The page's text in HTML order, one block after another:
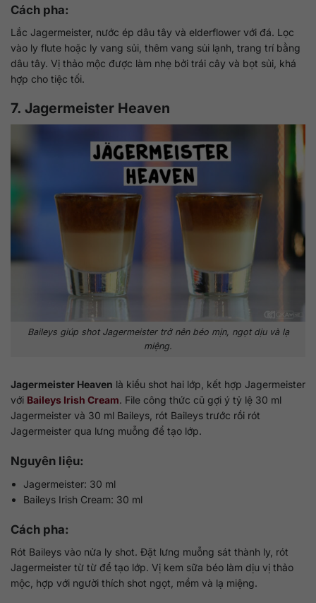
Cách pha:
Lắc Jagermeister, nước ép dâu tây và elderflower với đá. Lọc
vào ly flute hoặc ly vang sủi, thêm vang sủi lạnh, trang trí bằng
dâu tây. Vị thảo mộc được làm nhẹ bởi trái cây và bọt sủi, khá
hợp cho tiệc tối.
7. Jagermeister Heaven
Baileys giúp shot Jagermeister trở nên béo mịn, ngọt dịu và lạ
miệng.
Jagermeister Heaven là kiểu shot hai lớp, kết hợp Jagermeister
với Baileys Irish Cream. File công thức cũ gợi ý tỷ lệ 30 ml
Jagermeister và 30 ml Baileys, rót Baileys trước rồi rót
Jagermeister qua lưng muỗng để tạo lớp.
Nguyên liệu:
Jagermeister: 30 ml
Baileys Irish Cream: 30 ml
Cách pha:
Rót Baileys vào nửa ly shot. Đặt lưng muỗng sát thành ly, rót
Jagermeister từ từ để tạo lớp. Vị kem sữa béo làm dịu vị thảo
mộc, hợp với người thích shot ngọt, mềm và lạ miệng.